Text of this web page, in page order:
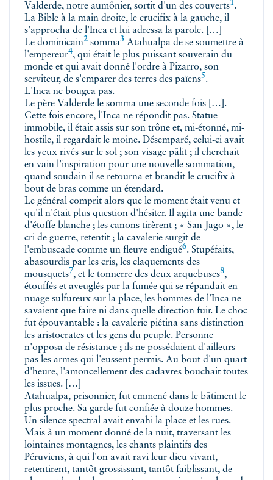
Valderde, notre aumônier, sortit d'un des couverts1.
La Bible à la main droite, le crucifix à la gauche, il
s'approcha de l'Inca et lui adressa la parole. […]
Le dominicain2 somma3 Atahualpa de se soumettre à
l'empereur4, qui était le plus puissant souverain du
monde et qui avait donné l'ordre à Pizarro, son
serviteur, de s'emparer des terres des païens5.
L'Inca ne bougea pas.
Le père Valderde le somma une seconde fois […].
Cette fois encore, l'Inca ne répondit pas. Statue
immobile, il était assis sur son trône et, mi-étonné, mi-
hostile, il regardait le moine. Désemparé, celui-ci avait
les yeux rivés sur le sol ; son visage pâlit ; il cherchait
en vain l'inspiration pour une nouvelle sommation,
quand soudain il se retourna et brandit le crucifix à
bout de bras comme un étendard.
Le général comprit alors que le moment était venu et
qu'il n'était plus question d'hésiter. Il agita une bande
d'étoffe blanche ; les canons tirèrent ; « San Jago », le
cri de guerre, retentit ; la cavalerie surgit de
l'embuscade comme un fleuve endigué6. Stupéfaits,
abasourdis par les cris, les claquements des
mousquets7, et le tonnerre des deux arquebuses8,
étouffés et aveuglés par la fumée qui se répandait en
nuage sulfureux sur la place, les hommes de l'Inca ne
savaient que faire ni dans quelle direction fuir. Le choc
fut épouvantable : la cavalerie piétina sans distinction
les aristocrates et les gens du peuple. Personne
n'opposa de résistance ; ils ne possédaient d'ailleurs
pas les armes qui l'eussent permis. Au bout d'un quart
d'heure, l'amoncellement des cadavres bouchait toutes
les issues. […]
Atahualpa, prisonnier, fut emmené dans le bâtiment le
plus proche. Sa garde fut confiée à douze hommes.
Un silence spectral avait envahi la place et les rues.
Mais à un moment donné de la nuit, traversant les
lointaines montagnes, les chants plaintifs des
Péruviens, à qui l'on avait ravi leur dieu vivant,
retentirent, tantôt grossissant, tantôt faiblissant, de